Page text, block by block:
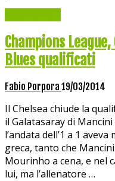
Champions
Blues qualificati
Fabio Porpora 19/03/2014
Il Chelsea chiude la
il Galatasaray di
l’andata dell’1 a 1
greca, tanto che
Mourinho a cena, e nel
lui, ma l’allenatore …